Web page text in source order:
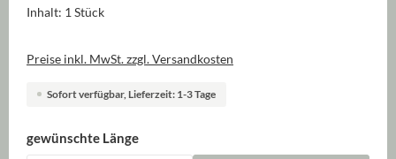
Inhalt: 1 Stück
Preise inkl. MwSt. zzgl. Versandkosten
Sofort verfügbar, Lieferzeit: 1-3 Tage
gewünschte Längeauswählen